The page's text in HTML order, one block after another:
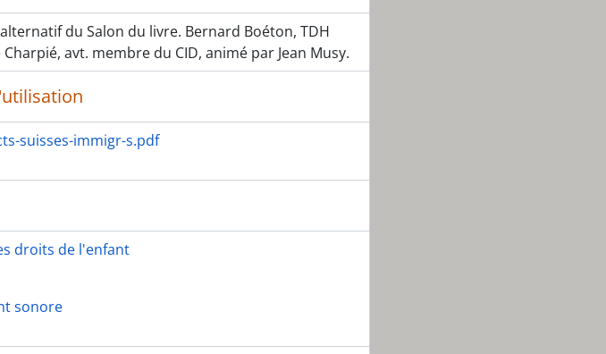
du Salon du livre. Bernard Boéton, TDH
avt. membre du CID, animé par Jean Musy.
suisses-immigr-s.pdf
droits de l'enfant
sonore